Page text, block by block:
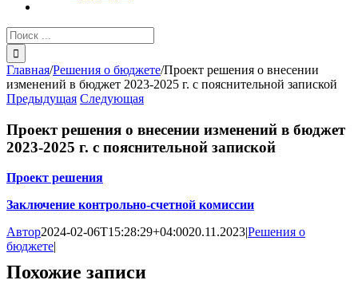
Результат
поиска:
Главная/Решения о бюджете/Проект решения о внесении
изменений в бюджет 2023-2025 г. с пояснительной запиской
Предыдущая Следующая
Проект решения о внесении изменений в бюджет
2023-2025 г. с пояснительной запиской
Проект решения
Заключение контрольно-счетной комиссии
Автор2024-02-06T15:28:29+04:0020.11.2023|Решения о
бюджете|
Похожие записи